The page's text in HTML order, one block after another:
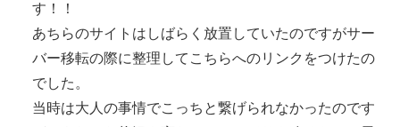
す！！
あちらのサイトはしばらく放置していたのですがサー
バー移転の際に整理してこちらへのリンクをつけたの
でした。
当時は大人の事情でこっちと繋げられなかったのです